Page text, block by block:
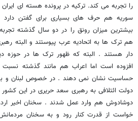
را تجربه می کند. ترکیه در پرونده هسته ای
سوریه هم حرف های بسیاری برای گفتن دارد
بیشترین میزان رونق را در دو سال گذشته
هم ترک ها به اتحادیه عرب پیوستند و البته
دار هستند . البته که ظهور ترک ها در حوزه
افزوده است اما اعراب هم مانند گذشته
حساسیت نشان نمی دهند . در خصوص لبنان و
دولت ائتلافی به رهبری سعد حریری در این کشور
دوشادوش هم وارد عمل شدند . سخنان اخیر
خواست از قدرت کنار رود و به سخنان